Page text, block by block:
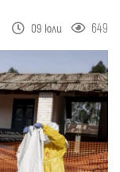
09 юли 649